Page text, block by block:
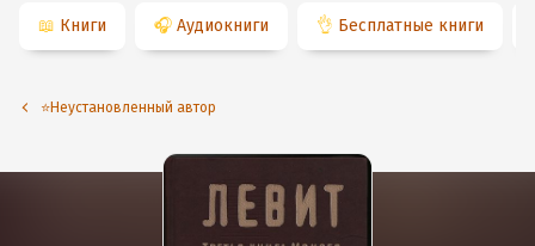
📖 Книги 🎧 Аудиокниги 👌 Бесплатные книги
⭐️Неустановленный автор